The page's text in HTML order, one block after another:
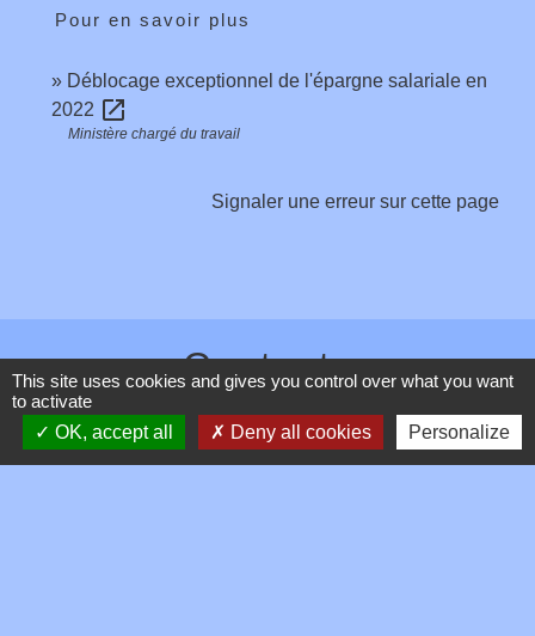
Pour en savoir plus
Déblocage exceptionnel de l'épargne salariale en
2022 open_in_new
Ministère chargé du travail
Signaler une erreur sur cette page
Contacts
Commune de Toussieux
346, Route du Morbier
This site uses cookies and gives you control over what you want
to activate
OK, accept all
Deny all cookies Personalize